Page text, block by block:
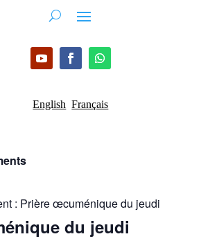
English Français
: Prière œcuménique du jeudi
du jeudi